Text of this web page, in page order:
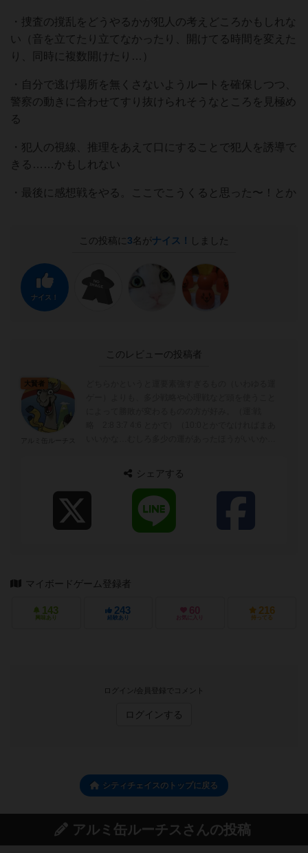
・捜査の撹乱をどうやるかが犯人の考えどころかもしれな
い（音を立てたり立てなかったり、開けてる時間を変えた
り、同時に複数開けたり…）
・自分で逃げ場所を無くさないようルートを確保しつつ、
警察の動きに合わせてすり抜けられそうなところを見極め
る
・犯人の視線、推理をあえて口にすることで犯人を誘導で
きる……かもしれない
・最後に感想戦をやる。ここでこうくると思った〜！とか
この投稿に 3名がナイス！ しました
ナイス！
このレビューの投稿者
大賢者
シェアする
マイボードゲーム登録者
143
興味あり
243
経験あり
60
お気に入り
216
持ってる
ログイン/会員登録でコメント
ログインする
シティチェイスのトップに戻る
アルミ缶ルーチスさんの投稿